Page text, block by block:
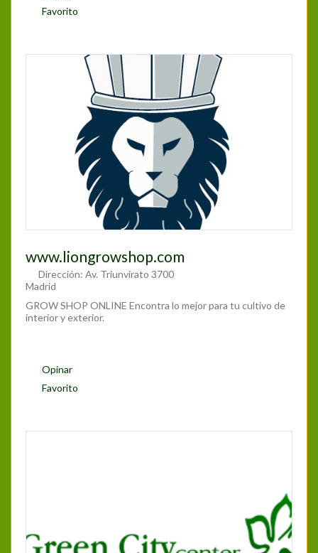
Favorito
www.liongrowshop.com
Dirección: Av. Triunvirato 3700
Madrid
GROW SHOP ONLINE Encontra lo mejor para tu cultivo de
interior y exterior.
Opinar
Favorito